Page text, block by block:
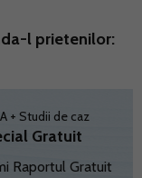
l prietenilor:
Gratuit
Raportul Gratuit